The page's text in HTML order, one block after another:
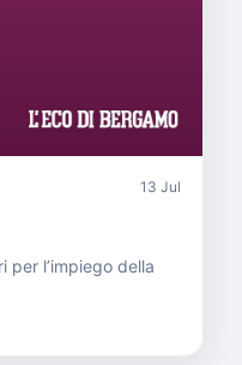
13 Jul
per l’impiego della